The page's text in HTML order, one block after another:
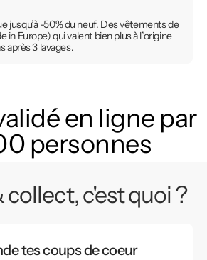
jusqu’à -50% du neuf. Des vêtements de
in Europe) qui valent bien plus à l’origine
après 3 lavages.
en ligne par
personnes
collect, c'est quoi ?
tes coups de coeur